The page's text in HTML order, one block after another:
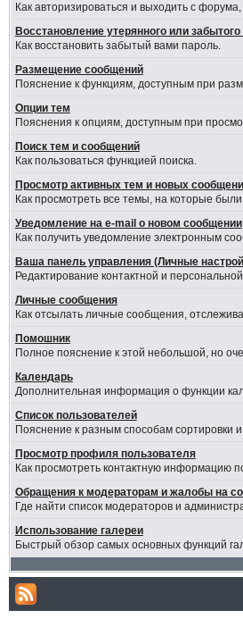
Как авторизироваться и выходить с
Восстановление утерянного или
Как восстановить забытый вами пароль.
Размещение сообщений
Пояснение к функциям, доступным при
Опции тем
Пояснения к опциям, доступным при
Поиск тем и сообщений
Как пользоваться функцией поиска.
Просмотр активных тем и новых
Как просмотреть все темы, на которые
Уведомление на е-mail о новом сообщении
Как получить уведомление электронным
Ваша панель управления (Личные
Редактирование контактной и
Личные сообщения
Как отсылать личные сообщения,
Помошник
Полное пояснение к этой небольшой, но
Календарь
Дополнительная информация о функции
Список пользователей
Пояснение к разным способам сортировки
Просмотр профиля пользователя
Как просмотреть контактную информацию
Обращения к модераторам и жалобы на
Где найти список модераторов и
Использование галереи
Быстрый обзор самых основных функций